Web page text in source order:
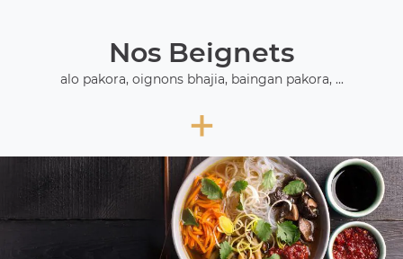
Nos Beignets
alo pakora, oignons bhajia, baingan pakora, ...
+